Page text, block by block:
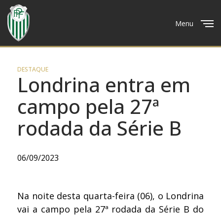
Menu
DESTAQUE
Londrina entra em
campo pela 27ª
rodada da Série B
06/09/2023
Na noite desta quarta-feira (06), o Londrina
vai a campo pela 27ª rodada da Série B do